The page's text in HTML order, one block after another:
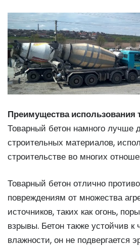
Преимущества использования
Товарный бетон намного лучше
строительных материалов,
строительстве во многих
Товарный бетон отлично
повреждениям от множества
источников, таких как огонь,
взрывы. Бетон также устойчив к
влажности, он не подвергается